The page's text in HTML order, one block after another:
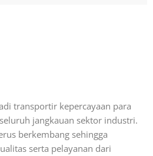
transportir kepercayaan para
jangkauan sektor industri.
berkembang sehingga
serta pelayanan dari